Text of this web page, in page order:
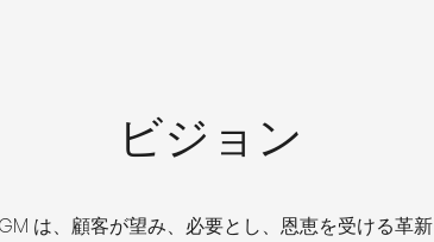
ビジョン
は、顧客が望み、必要とし、恩恵を受ける革新